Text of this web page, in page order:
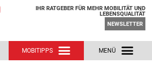
IHR RATGEBER FÜR MEHR MOBILITÄT UND
LEBENSQUALITÄT
NEWSLETTER